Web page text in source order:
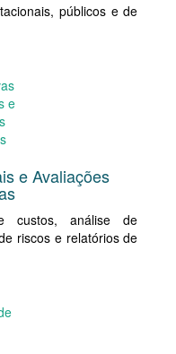
públicos e de
e Avaliações
custos, análise de
riscos e relatórios de